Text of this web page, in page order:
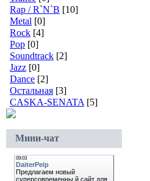
Rap / R`N`B [10]
Metal [0]
Rock [4]
Pop [0]
Soundtrack [2]
Jazz [0]
Dance [2]
Остальная [3]
CASKA-SENATA [5]
Мини-чат